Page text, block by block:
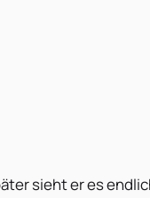
sieht er es